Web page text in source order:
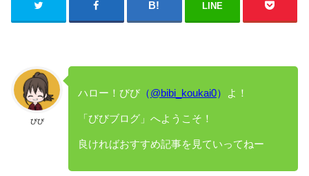
LINE
びび
ハロー！びび（@bibi_koukai0） よ！
「びびブログ」へようこそ！
良ければおすすめ記事を見ていってねー